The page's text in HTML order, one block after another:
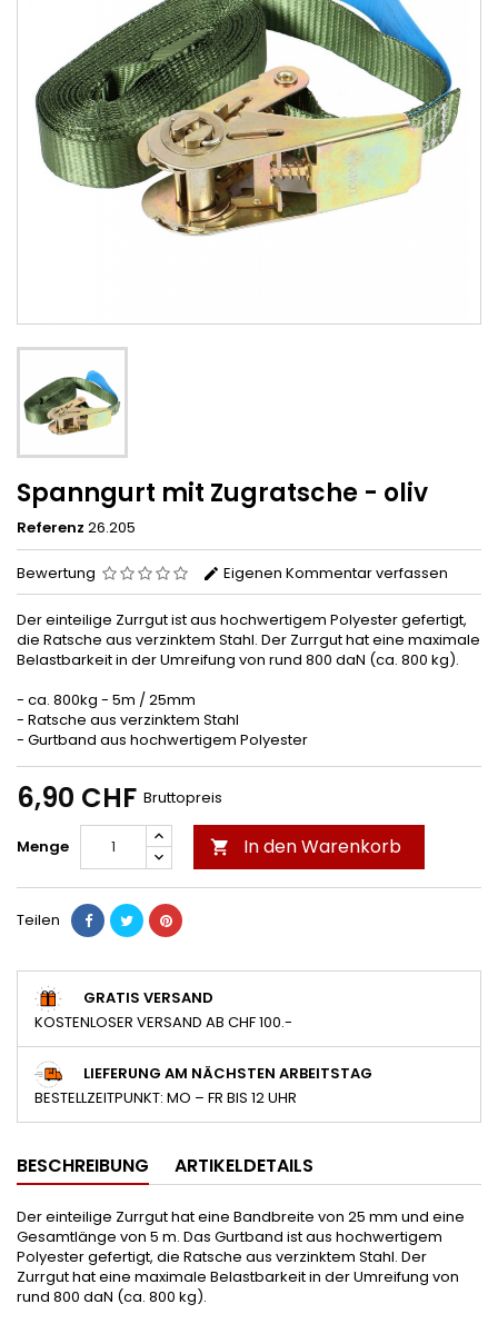
Spanngurt mit Zugratsche - oliv
Referenz 26.205
Bewertung Eigenen Kommentar verfassen
Der einteilige Zurrgut ist aus hochwertigem Polyester gefertigt,
die Ratsche aus verzinktem Stahl. Der Zurrgut hat eine maximale
Belastbarkeit in der Umreifung von rund 800 daN (ca. 800 kg).
- ca. 800kg - 5m / 25mm
- Ratsche aus verzinktem Stahl
- Gurtband aus hochwertigem Polyester
6,90 CHF Bruttopreis
Menge  In den Warenkorb
Teilen
GRATIS VERSAND
KOSTENLOSER VERSAND AB CHF 100.-
LIEFERUNG AM NÄCHSTEN ARBEITSTAG
BESTELLZEITPUNKT: MO – FR BIS 12 UHR
BESCHREIBUNG ARTIKELDETAILS
Der einteilige Zurrgut hat eine Bandbreite von 25 mm und eine
Gesamtlänge von 5 m. Das Gurtband ist aus hochwertigem
Polyester gefertigt, die Ratsche aus verzinktem Stahl. Der
Zurrgut hat eine maximale Belastbarkeit in der Umreifung von
rund 800 daN (ca. 800 kg).